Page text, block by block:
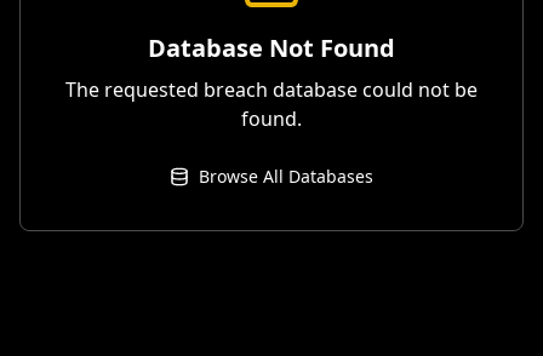
Database Not Found
The requested breach database could not be
found.
Browse All Databases